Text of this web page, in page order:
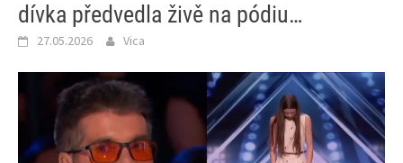
dívka předvedla živě na pódiu…
27.05.2026 Vica